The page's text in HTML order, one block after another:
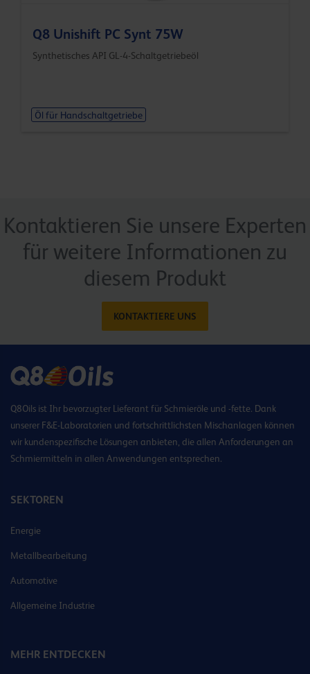
Q8 Unishift PC Synt 75W
Synthetisches API GL-4-Schaltgetriebeöl
Öl für Handschaltgetriebe
Kontaktieren Sie unsere Experten
für weitere Informationen zu
diesem Produkt
KONTAKTIERE UNS
Q8Oils ist Ihr bevorzugter Lieferant für Schmieröle und -fette. Dank
unserer F&E-Laboratorien und fortschrittlichsten Mischanlagen können
wir kundenspezifische Lösungen anbieten, die allen Anforderungen an
Schmiermitteln in allen Anwendungen entsprechen.
SEKTOREN
Energie
Metallbearbeitung
Automotive
Allgemeine Industrie
MEHR ENTDECKEN